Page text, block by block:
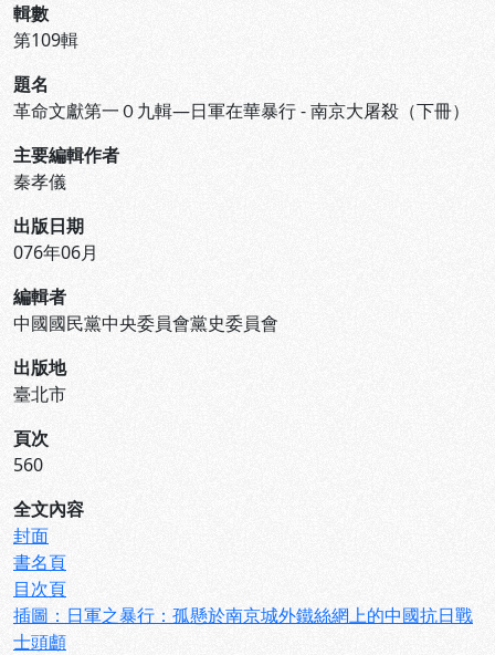
輯數
第109輯
題名
革命文獻第一０九輯—日軍在華暴行 - 南京大屠殺（下冊）
主要編輯作者
秦孝儀
出版日期
076年06月
編輯者
中國國民黨中央委員會黨史委員會
出版地
臺北市
頁次
560
全文內容
封面
書名頁
目次頁
插圖：日軍之暴行：孤懸於南京城外鐵絲網上的中國抗日戰
士頭顱